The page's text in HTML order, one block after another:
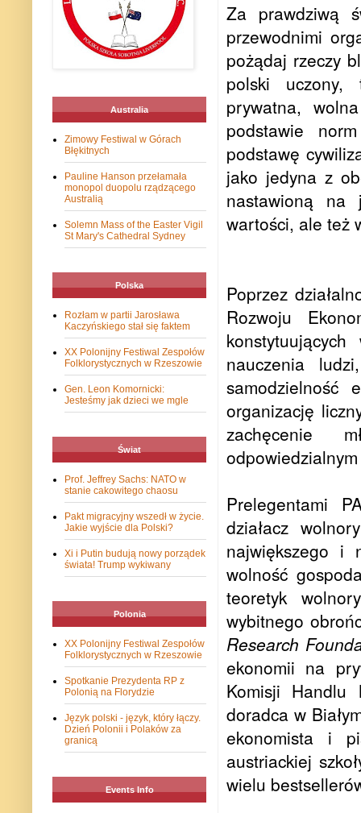
Za prawdziwą
przewodnimi
pożądaj rzeczy
polski uczony,
prywatna,
podstawie
podstawę
jako jedyna z
nastawioną na
wartości, ale też
Poprzez
Rozwoju
nauczenia
samodzielność
organizację
zachęcenie
Prelegentami
działacz
największego i
wolność
teoretyk
wybitnego
Research
ekonomii na
Komisji Handlu
doradca w
ekonomista i
austriackiej
wielu
Australia
Zimowy Festiwal w Górach
Błękitnych
Pauline Hanson przełamała
monopol duopolu rządzącego
Australią
Solemn Mass of the Easter Vigil
St Mary's Cathedral Sydney
Polska
Rozłam w partii Jarosława
Kaczyńskiego stał się faktem
XX Polonijny Festiwal Zespołów
Folklorystycznych w Rzeszowie
Gen. Leon Komornicki:
Jesteśmy jak dzieci we mgle
Świat
Prof. Jeffrey Sachs: NATO w
stanie cakowitego chaosu
Pakt migracyjny wszedł w życie.
Jakie wyjście dla Polski?
Xi i Putin budują nowy porządek
świata! Trump wykiwany
Polonia
XX Polonijny Festiwal Zespołów
Folklorystycznych w Rzeszowie
Spotkanie Prezydenta RP z
Polonią na Florydzie
Język polski - język, który łączy.
Dzień Polonii i Polaków za
granicą
Events Info